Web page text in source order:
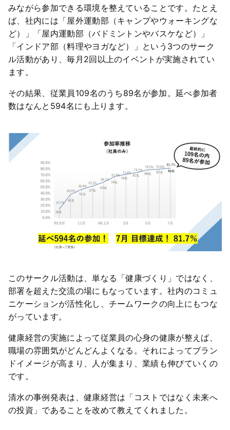
みながら参加できる環境を整えていることです。たとえ
ば、社内には「屋外運動部（キャンプやウォーキングな
ど）」「屋内運動部（バドミントンやバスケなど）」
「インドア部（料理やヨガなど）」という3つのサーク
ル活動があり、毎月2回以上のイベントが実施されてい
ます。
その結果、従業員109名のうち89名が参加。延べ参加者
数はなんと594名にも上ります。
このサークル活動は、単なる「健康づくり」ではなく、
部署を超えた交流の場にもなっています。社内のコミュ
ニケーションが活性化し、チームワークの向上にもつな
がっています。
健康経営の実施によって従業員の心身の健康が整えば、
職場の雰囲気がどんどんよくなる。それによってブラン
ドイメージが高まり、人が集まり、業績も伸びていくの
です。
清水の事例発表は、健康経営は「コストではなく未来へ
の投資」であることを改めて教えてくれました。